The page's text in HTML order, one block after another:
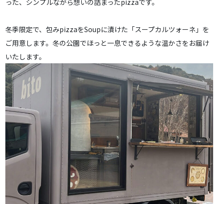
冬季限定で、包みpizzaをSoupに漬けた「スープカルツォーネ」を
ご用意します。冬の公園でほっと一息できるような温かさをお届け
いたします。